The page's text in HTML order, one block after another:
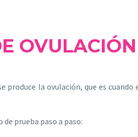
OVULACIÓN
produce la ovulación, que es cuando
prueba paso a paso: